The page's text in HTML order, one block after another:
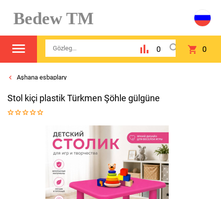
Bedew TM
0 0
Aşhana esbaplary
Stol kiçi plastik Türkmen Şöhle gülgüne